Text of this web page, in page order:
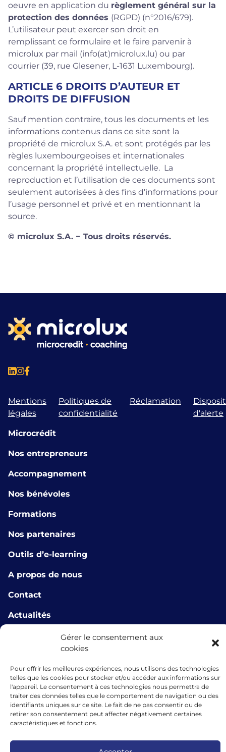
Gérer le consentement aux
cookies
Pour offrir les meilleures expériences, nous utilisons des technologies
telles que les cookies pour stocker et/ou accéder aux informations sur
l'appareil. Le consentement à ces technologies nous permettra de
traiter des données telles que le comportement de navigation ou des
identifiants uniques sur ce site. Le fait de ne pas consentir ou de
retirer son consentement peut affecter négativement certaines
caractéristiques et fonctions.
oeuvre en application du règlement général sur la
protection des données (RGPD) (n°2016/679).
L’utilisateur peut exercer son droit en
remplissant ce formulaire et le faire parvenir à
microlux par mail (info(at)microlux.lu) ou par
courrier (39, rue Glesener, L-1631 Luxembourg).
ARTICLE 6 DROITS D’AUTEUR ET
DROITS DE DIFFUSION
Sauf mention contraire, tous les documents et les
informations contenus dans ce site sont la
propriété de microlux S.A. et sont protégés par les
règles luxembourgeoises et internationales
concernant la propriété intellectuelle. La
reproduction et l’utilisation de ces documents sont
seulement autorisées à des fins d’informations pour
l’usage personnel et privé et en mentionnant la
source.
© microlux S.A. − Tous droits réservés.
Mentions
légales
Politiques de
confidentialité
Réclamation
d'alerte
Microcrédit
Nos entrepreneurs
Accompagnement
Nos bénévoles
Formations
Nos partenaires
Outils d’e-learning
A propos de nous
Contact
Actualités
info@microlux.lu
39 Rue Glesener, 1631 Gare, Luxembourg,
Luxembourg
l’Union européenne au titre de l’instrument de garantie dans le cadre